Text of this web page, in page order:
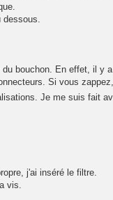
bouchon. En effet, il y
Si vous
Je me suis fait
j'ai inséré le filtre.
vis.